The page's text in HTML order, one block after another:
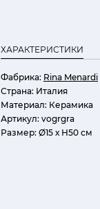
ХАРАКТЕРИСТИКИ
Фабрика: Rina Menardi
Страна: Италия
Материал: Керамика
Артикул: vogrgra
Размер: Ø15 х Н50 см